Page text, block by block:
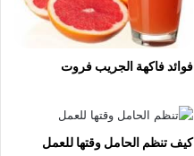
فوائد فاكهة الجريب فروت
كيف تنظم الحامل وقتها للعمل